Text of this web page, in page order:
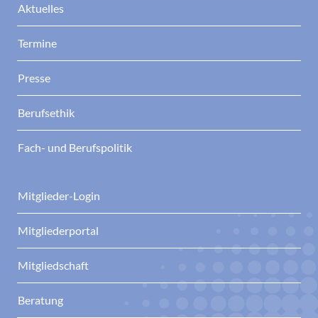
Aktuelles
Termine
Presse
Berufsethik
Fach- und Berufspolitik
Mitglieder-Login
Mitgliederportal
Mitgliedschaft
Beratung